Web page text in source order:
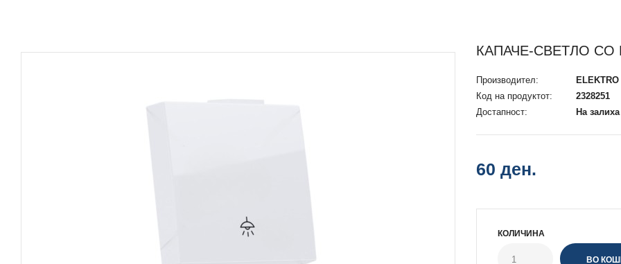
КАПАЧЕ-СВЕТЛО СО
Производител:
Код на продуктот:
2328251
Достапност:
На залиха
60 ден.
КОЛИЧИНА